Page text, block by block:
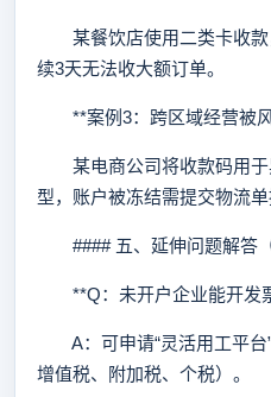
某餐饮店使用二类卡收款
续3天无法收大额订单。
**案例3：跨区域经营被
某电商公司将收款码用于
型，账户被冻结需提交物流单
#### 五、延伸问题解答（
**Q：未开户企业能开发
A：可申请“灵活用工平台
增值税、附加税、个税）。